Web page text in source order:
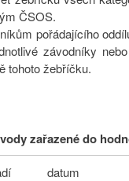
ČSOS.
pořádajícího
závodníky
tohoto žebříčku.
zařazené do
datum